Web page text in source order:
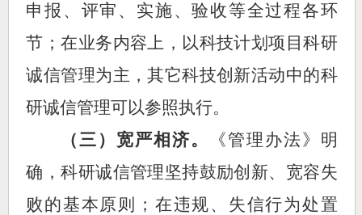
申报、评审、实施、验收等全过程各环
节；在业务内容上，以科技计划项目科研
诚信管理为主，其它科技创新活动中的科
研诚信管理可以参照执行。
（三）宽严相济。
《管理办法》 明
确，科研诚信管理坚持鼓励创新、宽容失
败的基本原则；在违规、 失信行为处置